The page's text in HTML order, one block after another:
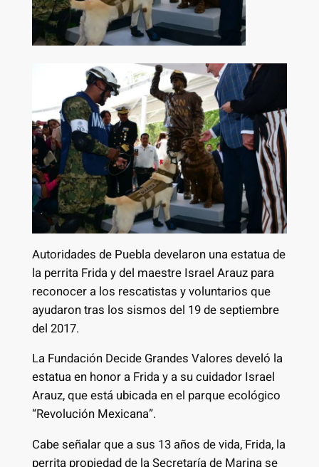
Autoridades de Puebla develaron una estatua de
la perrita Frida y del maestre Israel Arauz para
reconocer a los rescatistas y voluntarios que
ayudaron tras los sismos del 19 de septiembre
del 2017.
La Fundación Decide Grandes Valores develó la
estatua en honor a Frida y a su cuidador Israel
Arauz, que está ubicada en el parque ecológico
“Revolución Mexicana”.
Cabe señalar que a sus 13 años de vida, Frida, la
perrita propiedad de la Secretaría de Marina se